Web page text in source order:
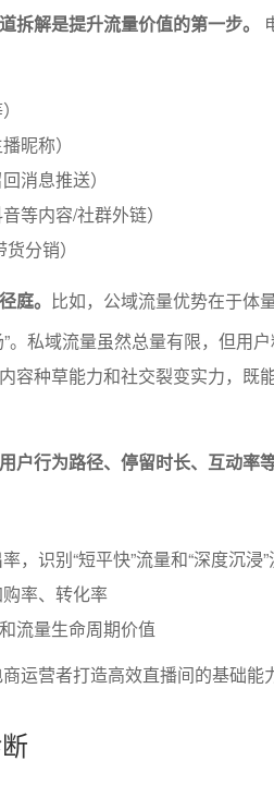
解是提升流量价值的第一步。
昵称）
消息推送）
等内容/社群外链）
分销）
庭。 比如，公域流量优势在于体
私域流量虽然总量有限，但用户
容种草能力和社交裂变实力，既
户行为路径、停留时长、互动率
，识别“短平快”流量和“深度沉浸”
率、转化率
流量生命周期价值
运营者打造高效直播间的基础能